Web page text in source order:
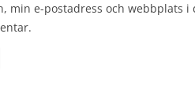
min e-postadress och webbplats